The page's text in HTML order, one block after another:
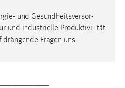
und Gesundheitsversor-
und industrielle Produktivi- tät
Fragen uns